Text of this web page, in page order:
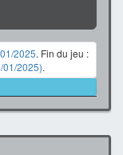
2025. Fin du jeu :
01/2025).